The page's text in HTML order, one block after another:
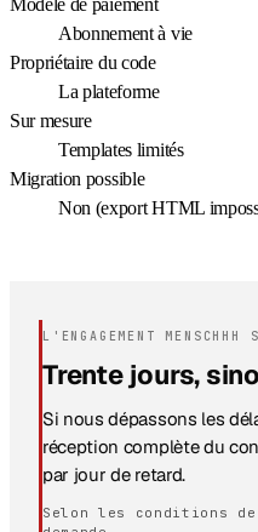
Abonnement à vie
Propriétaire du code
La plateforme
Sur mesure
Templates limités
Migration possible
Non (export HTML
L'ENGAGEMENT
Trente jours,
Si nous dépassons les
réception complète du
par jour de retard.
Selon les conditions